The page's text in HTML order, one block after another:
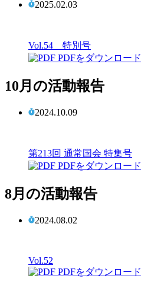
2025.02.03
Vol.54 特別号
PDFをダウンロード
10月の活動報告
2024.10.09
第213回 通常国会 特集号
PDFをダウンロード
8月の活動報告
2024.08.02
Vol.52
PDFをダウンロード